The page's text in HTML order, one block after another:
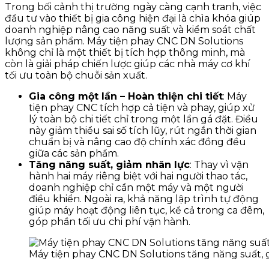
Trong bối cảnh thị trường ngày càng cạnh tranh, việc
đầu tư vào thiết bị gia công hiện đại là chìa khóa giúp
doanh nghiệp nâng cao năng suất và kiểm soát chất
lượng sản phẩm. Máy tiện phay CNC DN Solutions
không chỉ là một thiết bị tích hợp thông minh, mà
còn là giải pháp chiến lược giúp các nhà máy cơ khí
tối ưu toàn bộ chuỗi sản xuất.
Gia công một lần – Hoàn thiện chi tiết: Máy
tiện phay CNC tích hợp cả tiện và phay, giúp xử
lý toàn bộ chi tiết chỉ trong một lần gá đặt. Điều
này giảm thiểu sai số tích lũy, rút ngắn thời gian
chuẩn bị và nâng cao độ chính xác đồng đều
giữa các sản phẩm.
Tăng năng suất, giảm nhân lực: Thay vì vận
hành hai máy riêng biệt với hai người thao tác,
doanh nghiệp chỉ cần một máy và một người
điều khiển. Ngoài ra, khả năng lập trình tự động
giúp máy hoạt động liên tục, kể cả trong ca đêm,
góp phần tối ưu chi phí vận hành.
Máy tiện phay CNC DN Solutions tăng năng suất,